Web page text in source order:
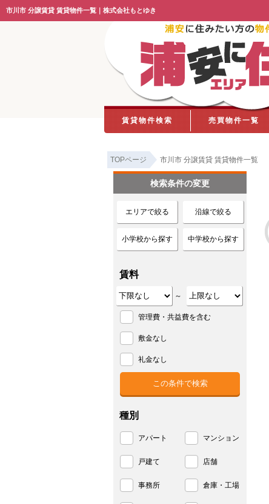
市川市 分譲賃貸 賃貸物件一覧｜株式会社もとゆき
賃貸物件検索 売買物件一覧
TOPページ 市川市 分譲賃貸 賃貸物件一覧
検索条件の変更
エリアで絞る 沿線で絞る
小学校から探す 中学校から探す
賃料
～
管理費・共益費を含む
敷金なし
礼金なし
種別
アパート マンション
戸建て 店舗
事務所 倉庫・工場